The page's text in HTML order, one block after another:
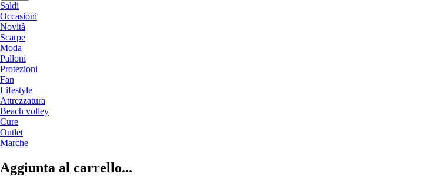
Saldi
Occasioni
Novità
Scarpe
Moda
Palloni
Protezioni
Fan
Lifestyle
Attrezzatura
Beach volley
Cure
Outlet
Marche
Aggiunta al carrello...